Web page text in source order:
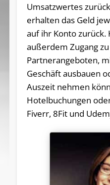
Umsatzwertes
erhalten das Geld
auf ihr Konto zurück.
außerdem Zugang
Partnerangeboten,
Geschäft ausbauen
Auszeit nehmen
Hotelbuchungen
Fiverr, 8Fit und